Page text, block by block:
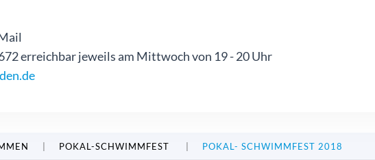
erreichbar jeweils am Mittwoch von 19 - 20 Uhr
POKAL-SCHWIMMFEST POKAL- SCHWIMMFEST 2018